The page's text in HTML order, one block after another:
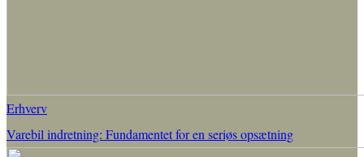
Erhverv
Varebil indretning: Fundamentet for en seriøs opsætning